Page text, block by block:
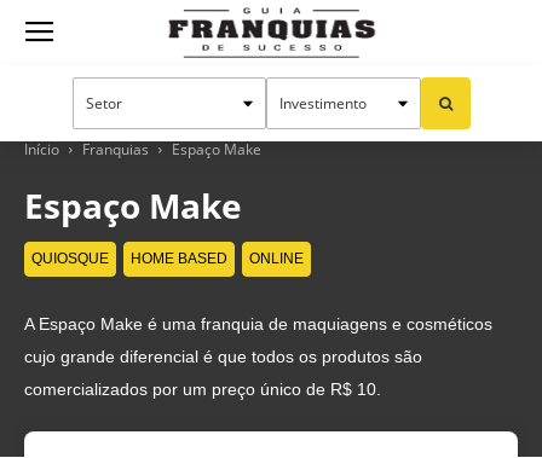
Guia
Franquias
Sucesso
Início Franquias Espaço Make
Espaço Make
QUIOSQUE HOME BASED ONLINE
A Espaço Make é uma franquia de maquiagens e cosméticos
cujo grande diferencial é que todos os produtos são
comercializados por um preço único de R$ 10.